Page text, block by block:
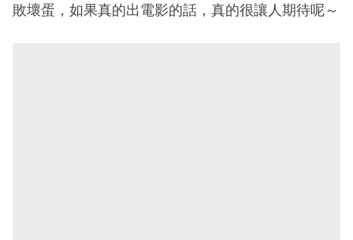
敗壞蛋，如果真的出電影的話，真的很讓人期待呢～